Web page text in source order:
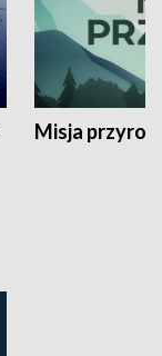
Misja